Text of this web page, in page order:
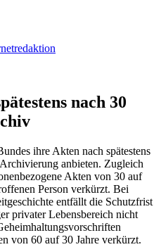
nach 30
ihre Akten nach spätestens
anbieten. Zugleich
Akten von 30 auf
Person verkürzt. Bei
entfällt die Schutzfrist
privater Lebensbereich nicht
von 60 auf 30 Jahre verkürzt.